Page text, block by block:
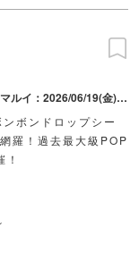
渋谷モディ：2026/06/19(金) ～ 2026/06/28(日) 大宮マルイ：2026/06/19(金) ～ 2026/06/28(日) 新宿マルイ アネックス：2026/08/28(金) ～ 2026/09/06(日)
ボンドロップシー
羅！過去最大級POP